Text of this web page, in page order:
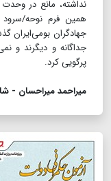
نداشته، مانع در
همین فرم نوحه/سرود
جهادگران بومی‌ایران
جداگانه و دیگرند و
پرگویی کرد.
میراحمد میراحسان -